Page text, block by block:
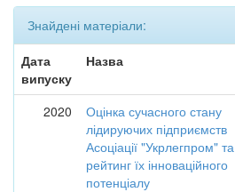
Знайдені матеріали:
Дата
випуску
Назва
2020
Оцінка сучасного стану
лідируючих підприємств
Асоціації "Укрлегпром" та
рейтинг їх інноваційного
потенціалу